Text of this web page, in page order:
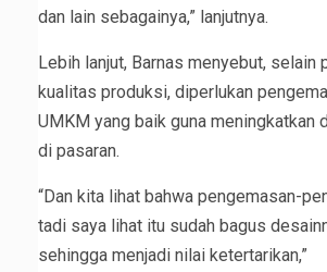
dan lain sebagainya,” lanjutnya.
Lebih lanjut, Barnas menyebut, selain
kualitas produksi, diperlukan
UMKM yang baik guna meningkatkan
di pasaran.
“Dan kita lihat bahwa pengemasan-
tadi saya lihat itu sudah bagus
sehingga menjadi nilai ketertarikan,”